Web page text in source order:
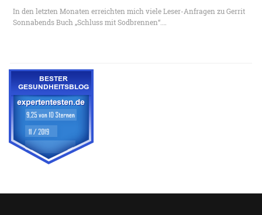
In den letzten Monaten erreichten mich viele Leser-Anfragen zu Gerrit
Sonnabends Buch „Schluss mit Sodbrennen“.…